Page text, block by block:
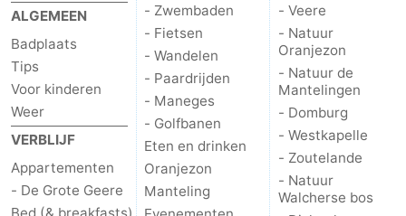
ALGEMEEN
Badplaats
Tips
Voor kinderen
Weer
VERBLIJF
Appartementen
- De Grote Geere
Bed (& breakfasts)
- Zwembaden
- Fietsen
- Wandelen
- Paardrijden
- Maneges
- Golfbanen
Eten en drinken
Oranjezon
Manteling
- Veere
- Natuur
Oranjezon
- Natuur de
Mantelingen
- Domburg
- Westkapelle
- Zoutelande
- Natuur
Walcherse bos